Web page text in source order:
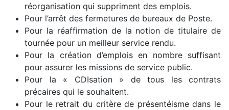
réorganisation qui suppriment des emplois.
Pour l’arrêt des fermetures de bureaux de Poste.
Pour la réaffirmation de la notion de titulaire de
tournée pour un meilleur service rendu.
Pour la création d’emplois en nombre suffisant
pour assurer les missions de service public.
Pour la « CDIsation » de tous les contrats
précaires qui le souhaitent.
Pour le retrait du critère de présentéisme dans le